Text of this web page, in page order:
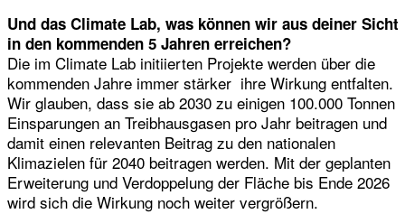
Und das Climate Lab, was können wir aus deiner Sicht
in den kommenden 5 Jahren erreichen?
Die im Climate Lab initiierten Projekte werden über die
kommenden Jahre immer stärker ihre Wirkung entfalten.
Wir glauben, dass sie ab 2030 zu einigen 100.000 Tonnen
Einsparungen an Treibhausgasen pro Jahr beitragen und
damit einen relevanten Beitrag zu den nationalen
Klimazielen für 2040 beitragen werden. Mit der geplanten
Erweiterung und Verdoppelung der Fläche bis Ende 2026
wird sich die Wirkung noch weiter vergrößern.